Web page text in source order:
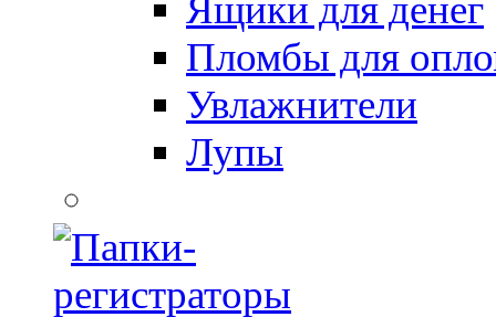
Ящики для денег
Пломбы для
Увлажнители
Лупы